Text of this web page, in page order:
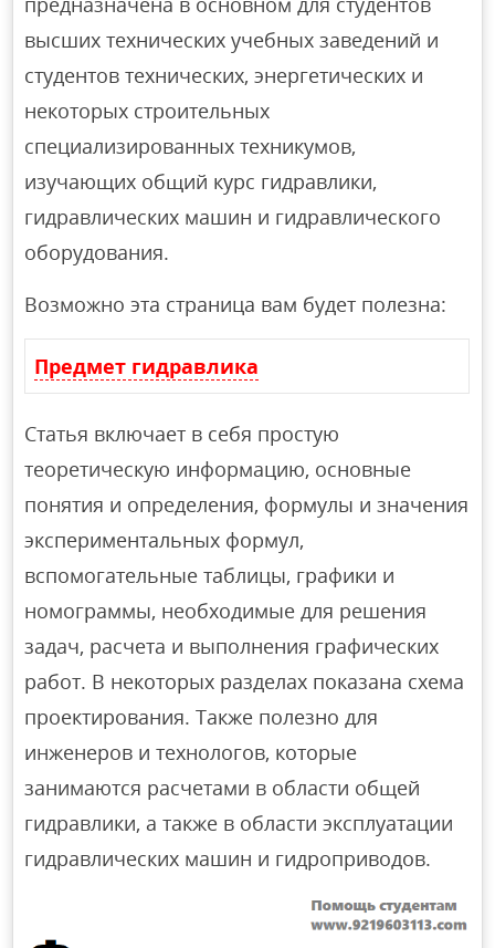
высших технических учебных заведений и
студентов технических, энергетических и
некоторых строительных
специализированных техникумов,
изучающих общий курс гидравлики,
гидравлических машин и гидравлического
оборудования.
Возможно эта страница вам будет полезна:
Предмет гидравлика
Статья включает в себя простую
теоретическую информацию, основные
понятия и определения, формулы и значения
экспериментальных формул,
вспомогательные таблицы, графики и
номограммы, необходимые для решения
задач, расчета и выполнения графических
работ. В некоторых разделах показана схема
проектирования. Также полезно для
инженеров и технологов, которые
занимаются расчетами в области общей
гидравлики, а также в области эксплуатации
гидравлических машин и гидроприводов.